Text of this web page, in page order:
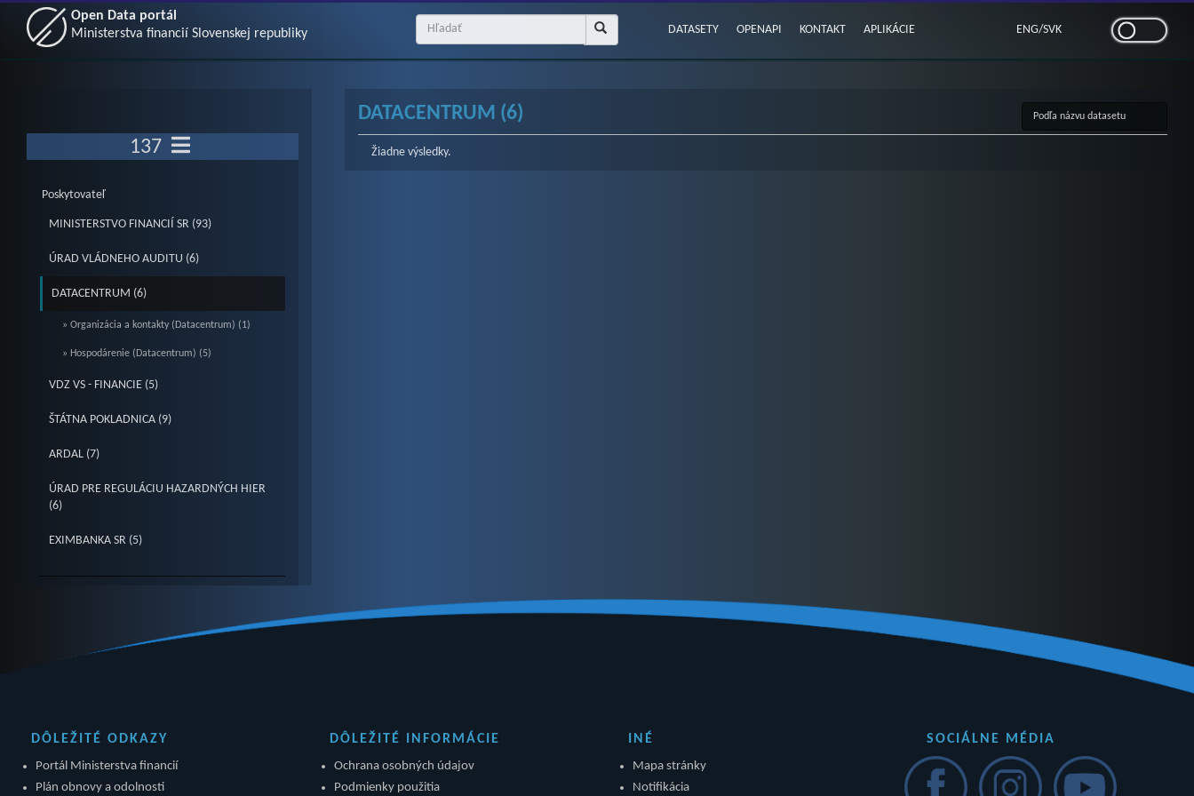
Open Data portál
Ministerstva financií Slovenskej republiky
DATASETY OPENAPI KONTAKT APLIKÁCIE ENG/SVK
137
Poskytovateľ
MINISTERSTVO FINANCIÍ SR (93)
ÚRAD VLÁDNEHO AUDITU (6)
DATACENTRUM (6)
» Organizácia a kontakty (Datacentrum) (1)
» Hospodárenie (Datacentrum) (5)
VDZ VS - FINANCIE (5)
ŠTÁTNA POKLADNICA (9)
ARDAL (7)
ÚRAD PRE REGULÁCIU HAZARDNÝCH HIER
(6)
EXIMBANKA SR (5)
DATACENTRUM (6)
Žiadne výsledky.
DÔLEŽITÉ ODKAZY
Portál Ministerstva financií
Plán obnovy a odolnosti
DÔLEŽITÉ INFORMÁCIE
Ochrana osobných údajov
Podmienky použitia
INÉ
Mapa stránky
Notifikácia
SOCIÁLNE MÉDIA